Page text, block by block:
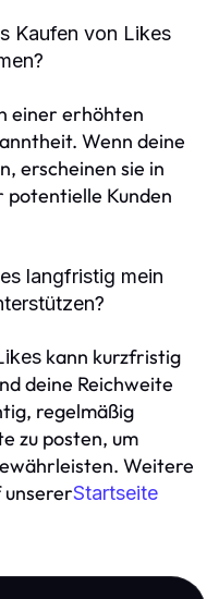
Kaufen von Likes
einer erhöhten
Wenn deine
erscheinen sie in
potentielle Kunden
langfristig mein
kann kurzfristig
deine Reichweite
regelmäßig
zu posten, um
Weitere
Startseite